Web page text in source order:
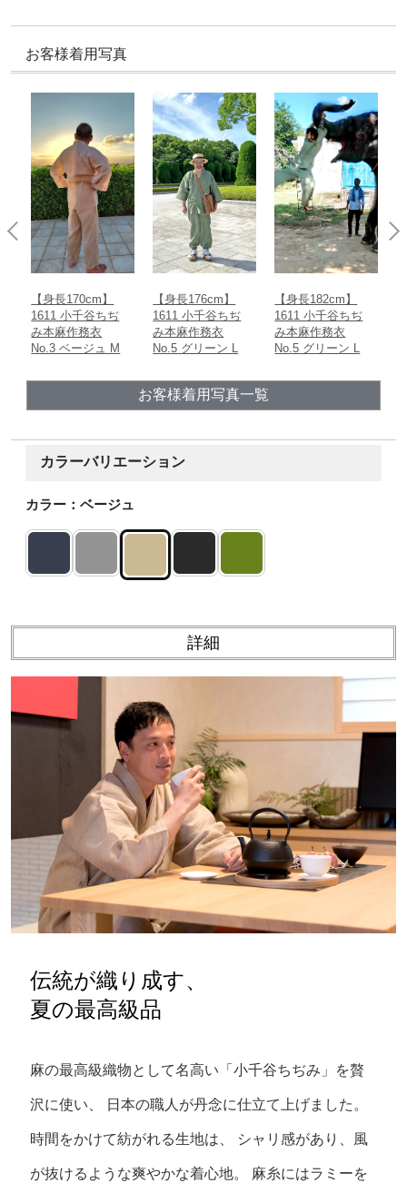
お客様着用写真
【身長176cm】
1611 小千谷ちぢ
み本麻作務衣
No.5 グリーン L
【身長182cm】
1611 小千谷ちぢ
み本麻作務衣
No.5 グリーン L
【身長167cm】
1611 小千谷ちぢ
み本麻作務衣
No.1濃紺 M
お客様着用写真一覧
カラーバリエーション
カラー：ベージュ
詳細
伝統が織り成す、
夏の最高級品
麻の最高級織物として名高い「小千谷ちぢみ」を贅
沢に使い、 日本の職人が丹念に仕立て上げました。
時間をかけて紡がれる生地は、 シャリ感があり、風
が抜けるような爽やかな着心地。 麻糸にはラミーを